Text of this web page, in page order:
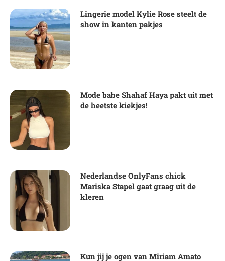
Lingerie model Kylie Rose steelt de
show in kanten pakjes
Mode babe Shahaf Haya pakt uit met
de heetste kiekjes!
Nederlandse OnlyFans chick
Mariska Stapel gaat graag uit de
kleren
Kun jij je ogen van Miriam Amato